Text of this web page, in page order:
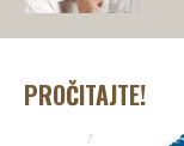
PROČITAJTE!